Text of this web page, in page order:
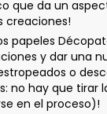
que da un
creaciones!
papeles
y dar una
o
no hay que tirar
en el proceso)!